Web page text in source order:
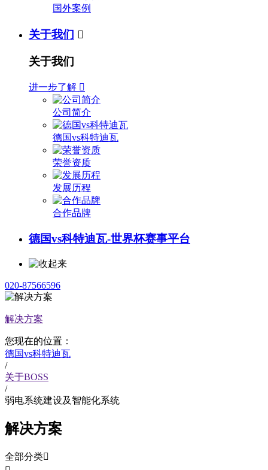
国外案例
关于我们 
关于我们
进一步了解 
公司简介
德国vs科特迪瓦
荣誉资质
发展历程
合作品牌
德国vs科特迪瓦-世界杯赛事平台
020-87566596
解决方案
您现在的位置：
德国vs科特迪瓦
/
关于BOSS
/
弱电系统建设及智能化系统
解决方案
全部分类